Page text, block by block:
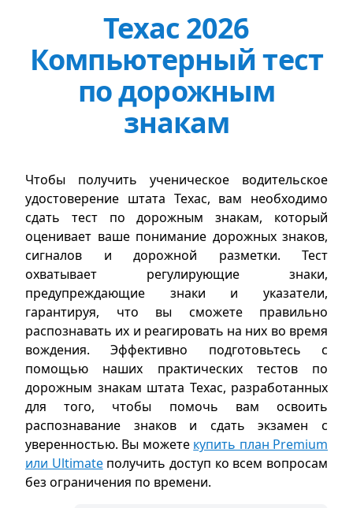
Техас 2026
Компьютерный тест
по дорожным
знакам
Чтобы получить ученическое водительское
удостоверение штата Техас, вам необходимо
сдать тест по дорожным знакам, который
оценивает ваше понимание дорожных знаков,
сигналов и дорожной разметки. Тест
охватывает регулирующие знаки,
предупреждающие знаки и указатели,
гарантируя, что вы сможете правильно
распознавать их и реагировать на них во время
вождения. Эффективно подготовьтесь с
помощью наших практических тестов по
дорожным знакам штата Техас, разработанных
для того, чтобы помочь вам освоить
распознавание знаков и сдать экзамен с
уверенностью. Вы можете купить план Premium
или Ultimate получить доступ ко всем вопросам
без ограничения по времени.